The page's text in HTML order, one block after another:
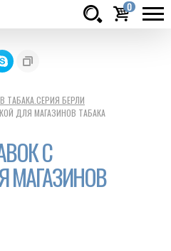
0
ТАБАКА.СЕРИЯ БЕРЛИ
ДЛЯ МАГАЗИНОВ ТАБАКА
C
МАГАЗИНОВ